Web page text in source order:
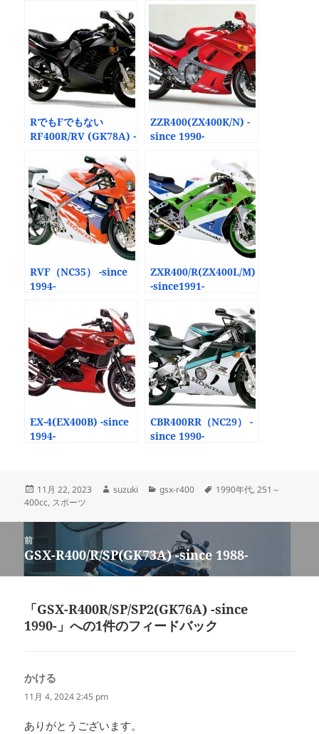
RでもFでもない
RF400R/RV (GK78A) -
ZZR400(ZX400K/N) -
since 1990-
RVF（NC35） -since
1994-
ZXR400/R(ZX400L/M)
-since1991-
EX-4(EX400B) -since
1994-
CBR400RR（NC29） -
since 1990-
投
稿
11月 22, 2023
作
suzuki
カ
gsx-r400
タ
1990年代,251～
400cc, スポーツ
前
前
の
稿:
GSX-R400/R/SP(GK73A) -since 1988-
「GSX-R400R/SP/SP2(GK76A) -since
1990-」への1件のフィードバック
かける
り:
11月 4, 2024 2:45 pm
ありがとうございます。